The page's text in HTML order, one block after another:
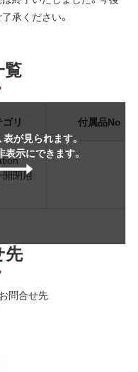
承ください。
覧
が見られます。
示にできます。
リ 付属品No
閉用
先
お問合せ先